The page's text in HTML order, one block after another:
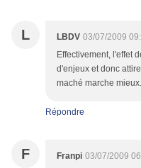
L LBDV 03/07/2009
Effectivement, l'effet
d'enjeux et donc
maché marche
Répondre
F Franpi 03/07/2009